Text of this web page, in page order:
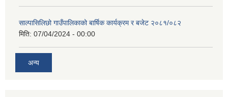
साल्पासिलिछो गाउँपालिकाको बार्षिक कार्यक्रम र बजेट २०८१/०८२
मिति: 07/04/2024 - 00:00
अन्य